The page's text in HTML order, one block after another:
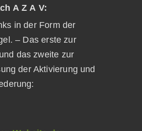
A Z A V:
in der Form der
– Das erste zur
das zweite zur
der Aktivierung und